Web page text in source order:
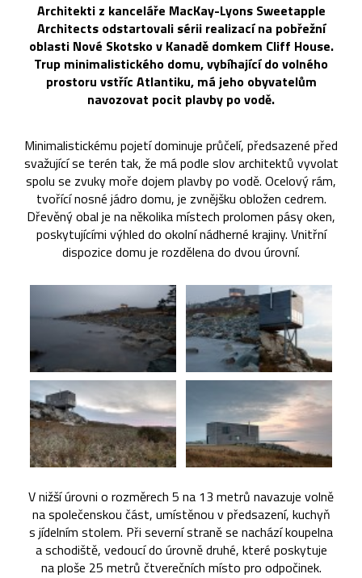
Architekti z kanceláře MacKay-Lyons Sweetapple
Architects odstartovali sérii realizací na pobřežní
oblasti Nové Skotsko v Kanadě domkem Cliff House.
Trup minimalistického domu, vybíhající do volného
prostoru vstříc Atlantiku, má jeho obyvatelům
navozovat pocit plavby po vodě.
Minimalistickému pojetí dominuje průčelí, předsazené před
svažující se terén tak, že má podle slov architektů vyvolat
spolu se zvuky moře dojem plavby po vodě. Ocelový rám,
tvořící nosné jádro domu, je zvnějšku obložen cedrem.
Dřevěný obal je na několika místech prolomen pásy oken,
poskytujícími výhled do okolní nádherné krajiny. Vnitřní
dispozice domu je rozdělena do dvou úrovní.
V nižší úrovni o rozměrech 5 na 13 metrů navazuje volně
na společenskou část, umístěnou v předsazení, kuchyň
s jídelním stolem. Při severní straně se nachází koupelna
a schodiště, vedoucí do úrovně druhé, které poskytuje
na ploše 25 metrů čtverečních místo pro odpočinek.